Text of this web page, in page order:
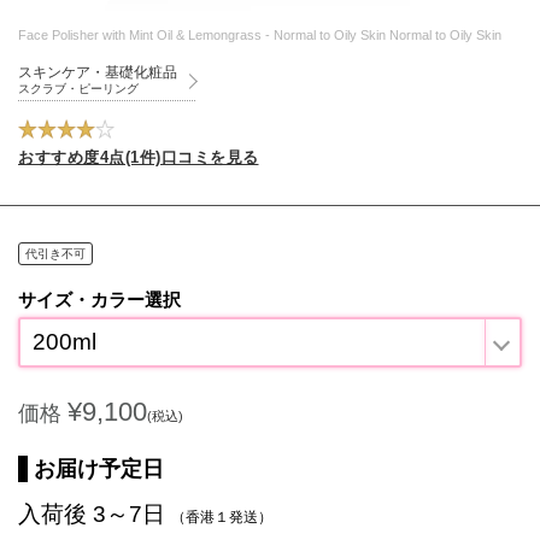
Face Polisher with Mint Oil & Lemongrass - Normal to Oily Skin Normal to Oily Skin
スキンケア・基礎化粧品
スクラブ・ピーリング
おすすめ度4点(1件)口コミを見る
代引き不可
サイズ・カラー選択
200ml
価格 ¥9,100(税込)
お届け予定日
入荷後 3～7日 （香港１発送）